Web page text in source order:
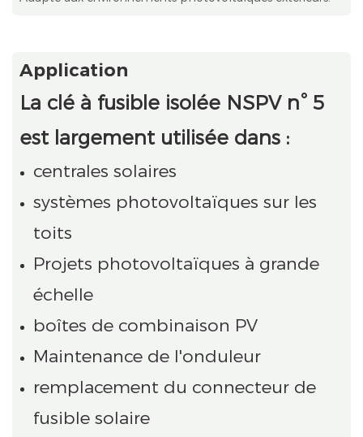
Application
La clé à fusible isolée NSPV n° 5
est largement utilisée dans :
centrales solaires
systèmes photovoltaïques sur les
toits
Projets photovoltaïques à grande
échelle
boîtes de combinaison PV
Maintenance de l'onduleur
remplacement du connecteur de
fusible solaire